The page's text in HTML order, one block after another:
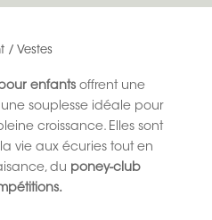
/ Vestes
enfantsoffrent une
souplesse idéale pour
croissance. Elles sont
vie aux écuries tout en
du poney-club